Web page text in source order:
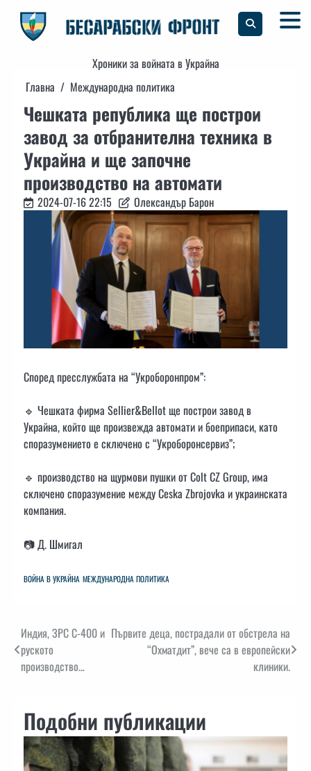
content
Хроники за войната в Украйна
Главна
Международна политика
Чешката република ще построи
завод за отбранителна техника в
Украйна и ще започне
производство на автомати
2024-07-16 22:15 Олександър Барон
Според пресслужбата на “Укроборонпром”:
🔹 Чешката фирма Sellier&Bellot ще построи завод в
Украйна, който ще произвежда автомати и боеприпаси, като
споразумението е сключено с “Укроборонсервиз”;
🔹 производство на щурмови пушки от Colt CZ Group, има
сключено споразумение между Ceska Zbrojovka и украинската
компания.
📷 Д. Шмигал
ВОЙНА В УКРАЙНА МЕЖДУНАРОДНА ПОЛИТИКА
Навигация
Индия, ЗРС С-400 и
руското
производство…
Първите деца, пострадали от обстрела на
“Охматдит”, вече са в европейски
клиники.
Подобни публикации